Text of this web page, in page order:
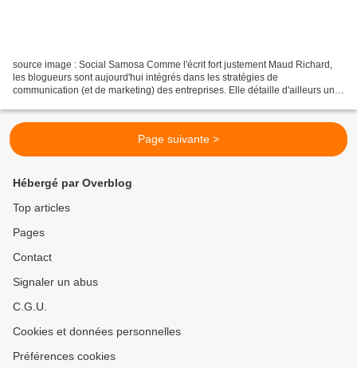
source image : Social Samosa Comme l'écrit fort justement Maud Richard,
les blogueurs sont aujourd'hui intégrés dans les stratégies de
communication (et de marketing) des entreprises. Elle détaille d'ailleurs une
Page suivante >
Hébergé par Overblog
Top articles
Pages
Contact
Signaler un abus
C.G.U.
Cookies et données personnelles
Préférences cookies